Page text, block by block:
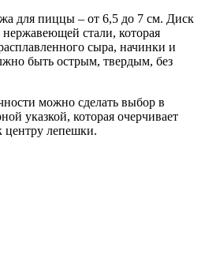
для пиццы – от 6,5 до 7 см. Диск
стали, которая
сыра, начинки и
быть острым, твердым, без
можно сделать выбор в
указкой, которая очерчивает
лепешки.